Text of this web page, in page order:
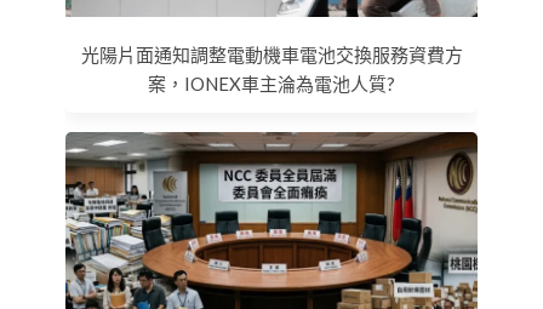
光陽片面通知調整電動機車電池交換服務資費方
案，IONEX車主淪為電池人質?